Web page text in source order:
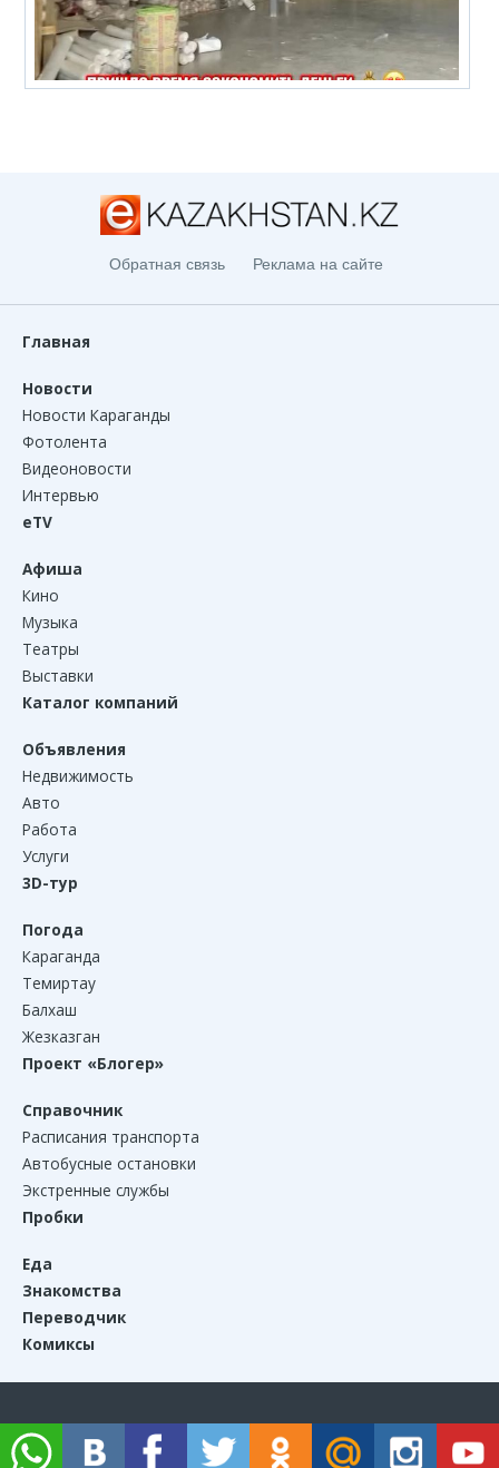
Обратная связь Реклама на сайте
Главная
Новости
Новости Караганды
Фотолента
Видеоновости
Интервью
eTV
Афиша
Кино
Музыка
Театры
Выставки
Каталог компаний
Объявления
Недвижимость
Авто
Работа
Услуги
3D-тур
Погода
Караганда
Темиртау
Балхаш
Жезказган
Проект «Блогер»
Справочник
Расписания транспорта
Автобусные остановки
Экстренные службы
Пробки
Еда
Знакомства
Переводчик
Комиксы